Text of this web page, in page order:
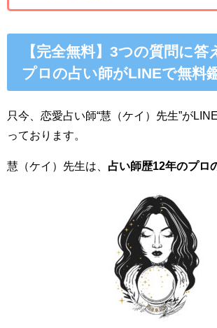
【完全無料】3つの質問に答
プロの占い師がLINEで無料
只今、恋愛占い師“慧（ケイ）先生”が
っております。
慧（ケイ）先生は、 占い師歴12年のプロ